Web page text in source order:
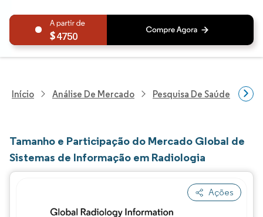
4750
Início Análise De Mercado Pesquisa De Saúde
Tamanho e Participação do Mercado Global de
Sistemas de Informação em Radiologia
Ações